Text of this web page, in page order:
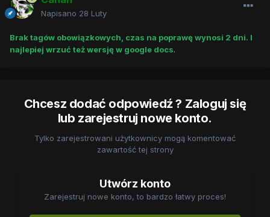
Napisano 28 Luty
Brak tagów obowiązkowych, czas na poprawę wynosi 2 dni. I
najlepiej wrzuć też wersję w google docs.
Chcesz dodać odpowiedź ? Zaloguj się
lub zarejestruj nowe konto.
Tylko zarejestrowani użytkownicy mogą komentować
zawartość tej strony
Utwórz konto
Zarejestruj nowe konto, to bardzo łatwy proces!